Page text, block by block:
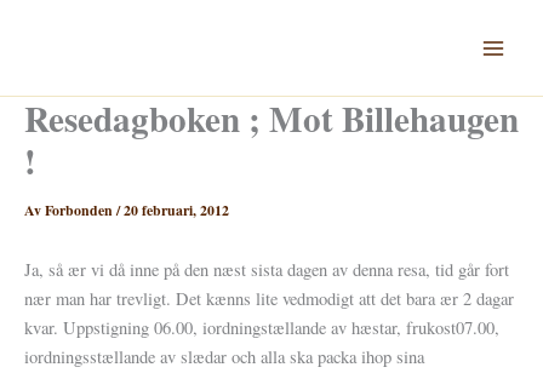
Resedagboken ; Mot Billehaugen
!
AvForbonden/20 februari, 2012
Ja, så ær vi då inne på den næst sista dagen av denna resa, tid går fort
nær man har trevligt. Det kænns lite vedmodigt att det bara ær 2 dagar
kvar. Uppstigning 06.00, iordningstællande av hæstar, frukost07.00,
iordningsstællande av slædar och alla ska packa ihop sina